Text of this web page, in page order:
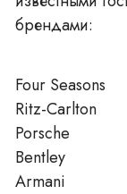
брендами:
Four Seasons
Ritz-Carlton
Porsche
Bentley
Armani